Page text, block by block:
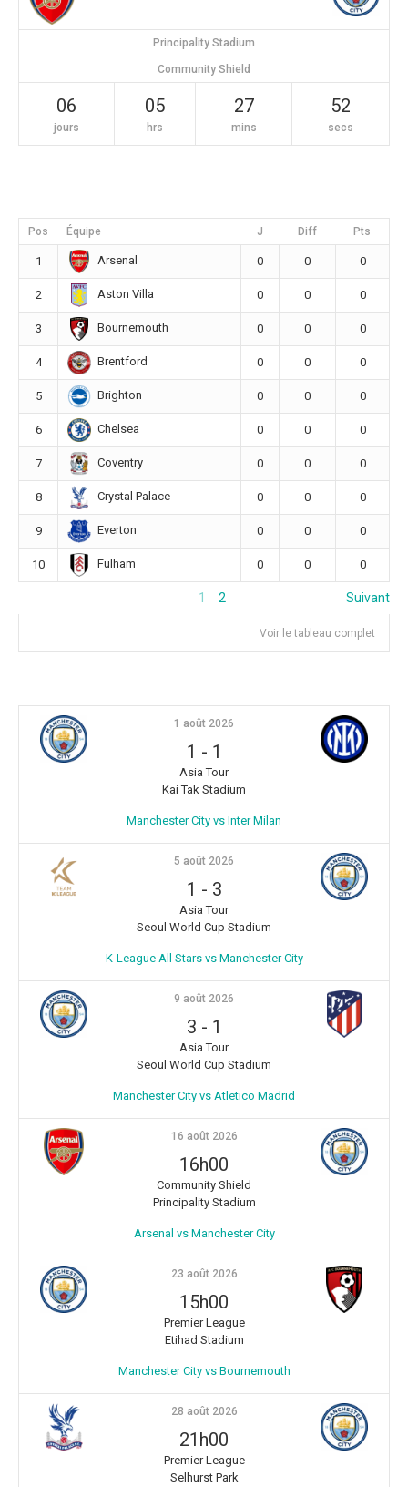
Principality Stadium
Community Shield
06
jours
05
hrs
27
mins
52
secs
Pos Équipe J Diff Pts
1 Arsenal 0 0 0
2 Aston Villa 0 0 0
3 Bournemouth 0 0 0
4 Brentford 0 0 0
5 Brighton 0 0 0
6 Chelsea 0 0 0
7 Coventry 0 0 0
8 Crystal Palace 0 0 0
9 Everton 0 0 0
10 Fulham 0 0 0
1 2 Suivant
Voir le tableau complet
1 août 2026
1 - 1
Asia Tour
Kai Tak Stadium
Manchester City vs Inter Milan
5 août 2026
1 - 3
Asia Tour
Seoul World Cup Stadium
K-League All Stars vs Manchester City
9 août 2026
3 - 1
Asia Tour
Seoul World Cup Stadium
Manchester City vs Atletico Madrid
16 août 2026
16h00
Community Shield
Principality Stadium
Arsenal vs Manchester City
23 août 2026
15h00
Premier League
Etihad Stadium
Manchester City vs Bournemouth
28 août 2026
21h00
Premier League
Selhurst Park